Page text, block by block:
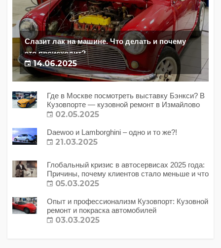
Слазит лак на машине. Что делать и почему
это происходит?
14.06.2025
Где в Москве посмотреть выставку Бэнкси? В
Кузовпорте — кузовной ремонт в Измайлово
02.05.2025
Daewoo и Lamborghini – одно и то же?!
21.03.2025
Глобальный кризис в автосервисах 2025 года:
Причины, почему клиентов стало меньше и что
с этим делать?
05.03.2025
Опыт и профессионализм Кузовпорт: Кузовной
ремонт и покраска автомобилей
03.03.2025